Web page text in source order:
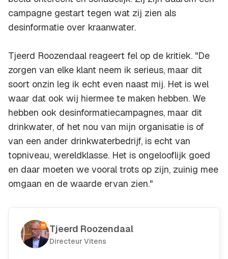
campagne gestart tegen wat zij zien als
desinformatie over kraanwater.
Tjeerd Roozendaal reageert fel op de kritiek. "De
zorgen van elke klant neem ik serieus, maar dit
soort onzin leg ik echt even naast mij. Het is wel
waar dat ook wij hiermee te maken hebben. We
hebben ook desinformatiecampagnes, maar dit
drinkwater, of het nou van mijn organisatie is of
van een ander drinkwaterbedrijf, is echt van
topniveau, wereldklasse. Het is ongelooflijk goed
en daar moeten we vooral trots op zijn, zuinig mee
omgaan en de waarde ervan zien."
Tjeerd Roozendaal
Directeur Vitens